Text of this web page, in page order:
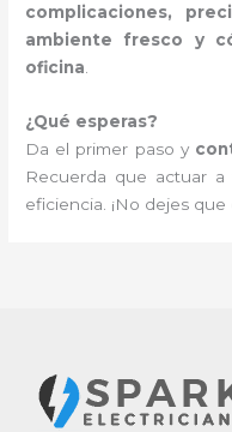
complicaciones,
ambiente fresco y
oficina
¿Qué esperas?
Da el primer paso y
Recuerda que actuar
eficiencia. ¡No dejes